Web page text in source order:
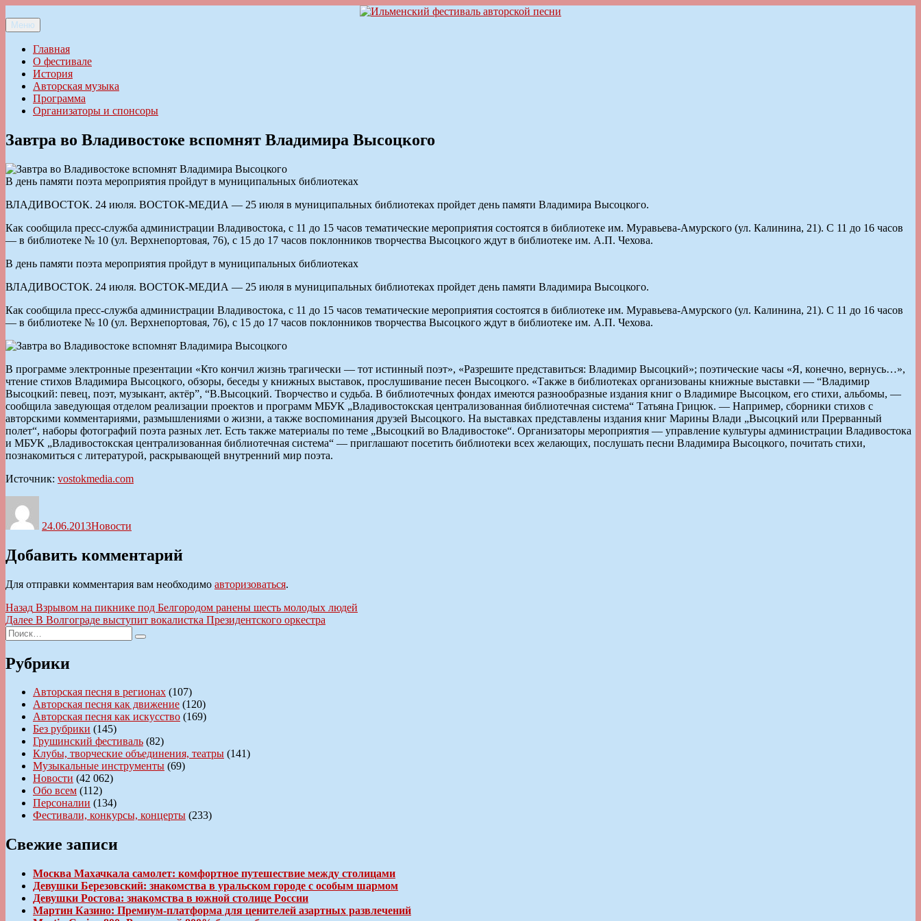
к
содержимому
Ильменский фестиваль авторской песни
Меню
Главная
О фестивале
История
Авторская музыка
Программа
Организаторы и спонсоры
Завтра во Владивостоке вспомнят Владимира Высоцкого
В день памяти поэта мероприятия пройдут в муниципальных библиотеках
ВЛАДИВОСТОК. 24 июля. ВОСТОК-МЕДИА — 25 июля в муниципальных библиотеках пройдет день памяти Владимира Высоцкого.
Как сообщила пресс-служба администрации Владивостока, с 11 до 15 часов тематические мероприятия состоятся в библиотеке им. Муравьева-Амурского (ул. Калинина, 21). С 11 до 16 часов
— в библиотеке № 10 (ул. Верхнепортовая, 76), с 15 до 17 часов поклонников творчества Высоцкого ждут в библиотеке им. А.П. Чехова.
В день памяти поэта мероприятия пройдут в муниципальных библиотеках
ВЛАДИВОСТОК. 24 июля. ВОСТОК-МЕДИА — 25 июля в муниципальных библиотеках пройдет день памяти Владимира Высоцкого.
Как сообщила пресс-служба администрации Владивостока, с 11 до 15 часов тематические мероприятия состоятся в библиотеке им. Муравьева-Амурского (ул. Калинина, 21). С 11 до 16 часов
— в библиотеке № 10 (ул. Верхнепортовая, 76), с 15 до 17 часов поклонников творчества Высоцкого ждут в библиотеке им. А.П. Чехова.
В программе электронные презентации «Кто кончил жизнь трагически — тот истинный поэт», «Разрешите представиться: Владимир Высоцкий»; поэтические часы «Я, конечно, вернусь…»,
чтение стихов Владимира Высоцкого, обзоры, беседы у книжных выставок, прослушивание песен Высоцкого. «Также в библиотеках организованы книжные выставки — “Владимир
Высоцкий: певец, поэт, музыкант, актёр”, “В.Высоцкий. Творчество и судьба. В библиотечных фондах имеются разнообразные издания книг о Владимире Высоцком, его стихи, альбомы, —
сообщила заведующая отделом реализации проектов и программ МБУК „Владивостокская централизованная библиотечная система“ Татьяна Грицюк. — Например, сборники стихов с
авторскими комментариями, размышлениями о жизни, а также воспоминания друзей Высоцкого. На выставках представлены издания книг Марины Влади „Высоцкий или Прерванный
полет“, наборы фотографий поэта разных лет. Есть также материалы по теме „Высоцкий во Владивостоке“. Организаторы мероприятия — управление культуры администрации Владивостока
и МБУК „Владивостокская централизованная библиотечная система“ — приглашают посетить библиотеки всех желающих, послушать песни Владимира Высоцкого, почитать стихи,
познакомиться с литературой, раскрывающей внутренний мир поэта.
Источник: vostokmedia.com
24.06.2013Новости
Добавить комментарий
Для отправки комментария вам необходимо авторизоваться.
Навигация
по
записям
Назад Предыдущая
запись:
Взрывом на пикнике под Белгородом ранены шесть молодых людей
Далее Следующая
В Волгограде выступит вокалистка Президентского оркестра
Искать:
Поиск
Рубрики
Авторская песня в регионах (107)
Авторская песня как движение (120)
Авторская песня как искусство (169)
Без рубрики (145)
Грушинский фестиваль (82)
Клубы, творческие объединения, театры (141)
Музыкальные инструменты (69)
Новости (42 062)
Обо всем (112)
Персоналии (134)
Фестивали, конкурсы, концерты (233)
Свежие записи
Москва Махачкала самолет: комфортное путешествие между столицами
Девушки Березовский: знакомства в уральском городе с особым шармом
Девушки Ростова: знакомства в южной столице России
Мартин Казино: Премиум-платформа для ценителей азартных развлечений